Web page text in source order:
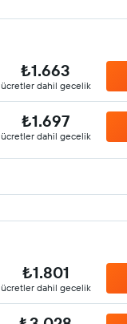
₺1.663
ücretler dahil gecelik
₺1.697
ücretler dahil gecelik
₺1.801
ücretler dahil gecelik